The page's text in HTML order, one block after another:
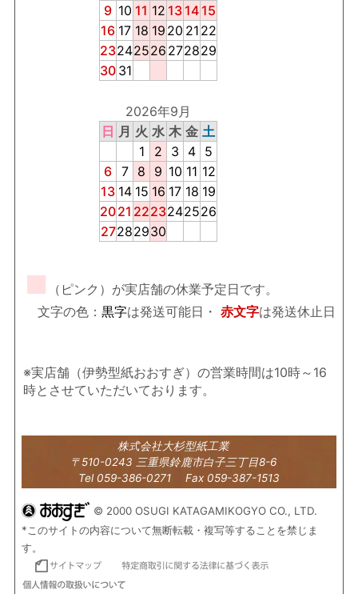
9 10 11 12 13 14 15
16 17 18 19 20 21 22
23242526 272829
30 31
2026年9月
日 月 火 水 木 金 土
1
2 3 4 5
6 7 8 9 10 11 12
13 14 15 16 17 18 19
2021 2223242526
27282930
■
（ピンク）が実店舗の休業予定日です。
文字の色： 黒字は発送可能日・ 赤文字は発送休止日
※実店舗（伊勢型紙おおすぎ）の営業時間は10時～16
時とさせていただいております。
株式会社大杉型紙工業
〒510-0243 三重県鈴鹿市白子三丁目8-6
Tel 059-386-0271 Fax 059-387-1513
© 2000 OSUGI KATAGAMIKOGYO CO., LTD.
*このサイトの内容について無断転載・複写等することを禁じま
す。